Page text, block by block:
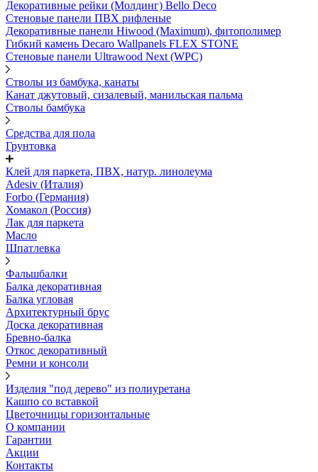
Декоративные рейки (Молдинг) Bello Deco
Стеновые панели ПВХ рифленые
Декоративные панели Hiwood (Maximum), фитополимер
Гибкий камень Decaro Wallpanels FLEX STONE
Стеновые панели Ultrawood Next (WPC)
Стволы из бамбука, канаты
Канат джутовый, сизалевый, манильская пальма
Стволы бамбука
Средства для пола
Грунтовка
Клей для паркета, ПВХ, натур. линолеума
Adesiv (Италия)
Forbo (Германия)
Хомакол (Россия)
Лак для паркета
Масло
Шпатлевка
Фальшбалки
Балка декоративная
Балка угловая
Архитектурный брус
Доска декоративная
Бревно-балка
Откос декоративный
Ремни и консоли
Изделия "под дерево" из полиуретана
Кашпо со вставкой
Цветочницы горизонтальные
О компании
Гарантии
Акции
Контакты